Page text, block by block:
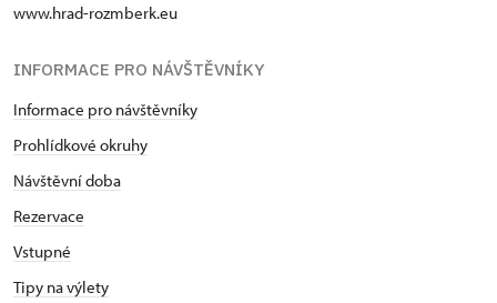
www.hrad-rozmberk.eu
INFORMACE PRO NÁVŠTĚVNÍKY
Informace pro návštěvníky
Prohlídkové okruhy
Návštěvní doba
Rezervace
Vstupné
Tipy na výlety